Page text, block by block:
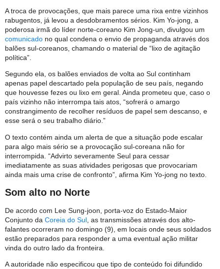
A troca de provocações, que mais parece uma rixa entre vizinhos
rabugentos, já levou a desdobramentos sérios. Kim Yo-jong, a
poderosa irmã do líder norte-coreano Kim Jong-un, divulgou um
comunicado no qual condena o envio de propaganda através dos
balões sul-coreanos, chamando o material de “lixo de agitação
política”.
Segundo ela, os balões enviados de volta ao Sul continham
apenas papel descartado pela população de seu país, negando
que houvesse fezes ou lixo em geral. Ainda prometeu que, caso o
país vizinho não interrompa tais atos, “sofrerá o amargo
constrangimento de recolher resíduos de papel sem descanso, e
esse será o seu trabalho diário.”
O texto contém ainda um alerta de que a situação pode escalar
para algo mais sério se a provocação sul-coreana não for
interrompida. “Advirto severamente Seul para cessar
imediatamente as suas atividades perigosas que provocariam
ainda mais uma crise de confronto”, afirma Kim Yo-jong no texto.
Som alto no Norte
De acordo com Lee Sung-joon, porta-voz do Estado-Maior
Conjunto da Coreia do Sul , as transmissões através dos alto-
falantes ocorreram no domingo (9), em locais onde seus soldados
estão preparados para responder a uma eventual ação militar
vinda do outro lado da fronteira.
A autoridade não especificou que tipo de conteúdo foi difundido